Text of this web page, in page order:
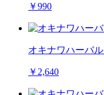
￥990
オキナワハーバ
￥2,640